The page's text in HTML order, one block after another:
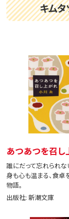
キム
あつあつを召し
誰にだって忘れられな
身も心も温まる、食卓
物語。
出版社: 新潮文庫